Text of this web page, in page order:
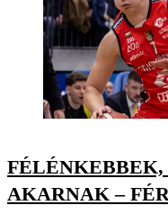
AKARNAK –